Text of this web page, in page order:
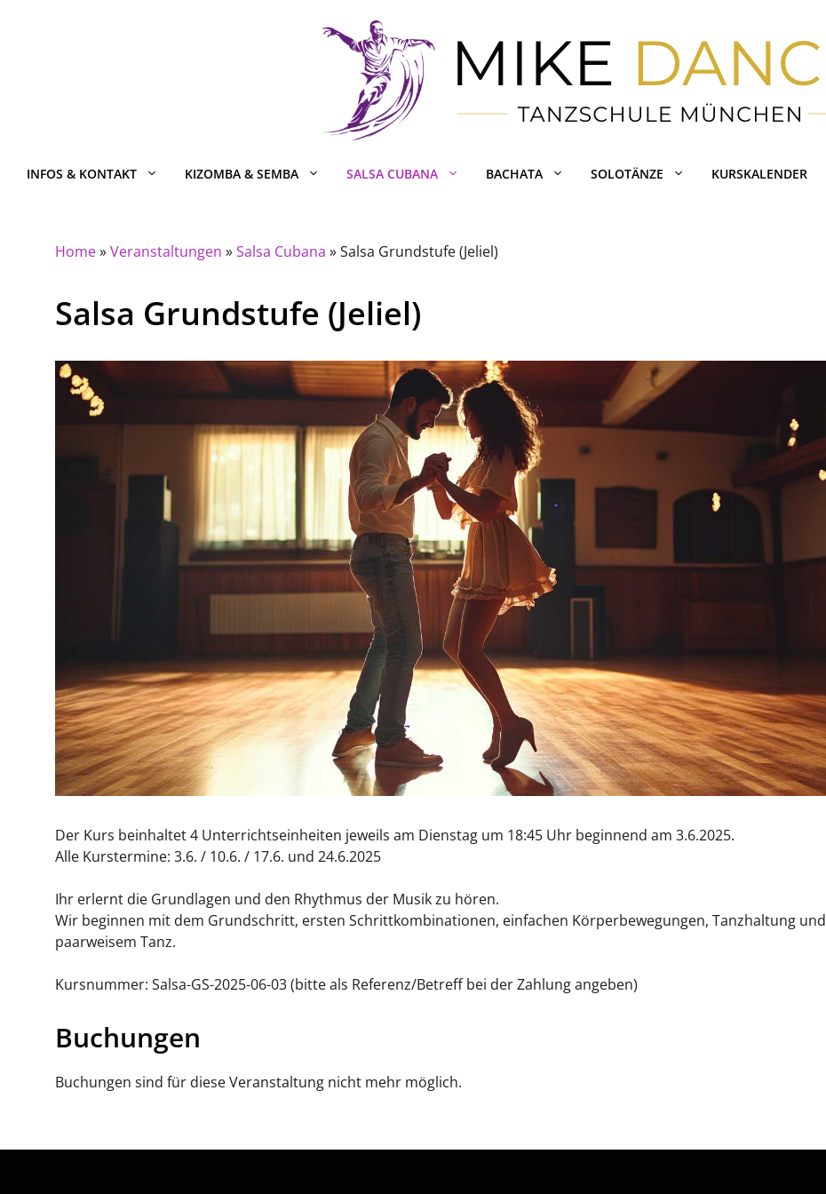
INFOS & KONTAKT KIZOMBA & SEMBA SALSA CUBANA BACHATA SOLOTÄNZE KURSKALENDER
Home»Veranstaltungen »Salsa Cubana »Salsa Grundstufe (Jeliel)
Salsa Grundstufe (Jeliel)
Der Kurs beinhaltet 4 Unterrichtseinheiten jeweils am Dienstag um 18:45 Uhr beginnend am 3.6.2025.
Alle Kurstermine: 3.6. / 10.6. / 17.6. und 24.6.2025
Ihr erlernt die Grundlagen und den Rhythmus der Musik zu hören.
Wir beginnen mit dem Grundschritt, ersten Schrittkombinationen, einfachen Körperbewegungen, Tanzhaltung und
paarweisem Tanz.
Kursnummer: Salsa-GS-2025-06-03 (bitte als Referenz/Betreff bei der Zahlung angeben)
Buchungen
Buchungen sind für diese Veranstaltung nicht mehr möglich.